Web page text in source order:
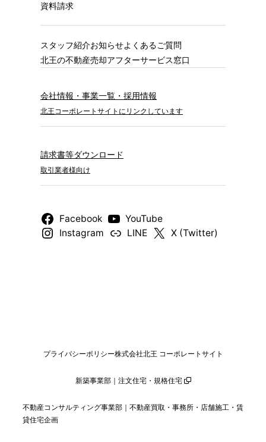
資料請求
スタッフ紹介お知らせよくあるご質問
北王の不動産売却アフターサービス窓口
会社情報・事業一覧・採用情報
北王コーポレートサイトにリンクしています
請求書等ダウンロード
取引業者様向け
Facebook
YouTube
Instagram
LINE X (Twitter)
プライバシーポリシー株式会社北王 コーポレートサイト
新築事業部｜注文住宅・規格住宅
不動産コンサルティング事業部｜不動産買取・事務所・店舗施工・賃
貸住宅企画